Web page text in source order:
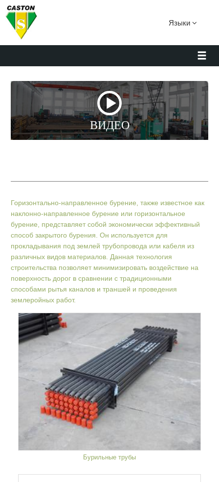
Языки
ВИДЕО
Горизонтально-направленное бурение, также известное как
наклонно-направленное бурение или горизонтальное
бурение, представляет собой экономически эффективный
способ закрытого бурения. Он используется для
прокладывания под землей трубопровода или кабеля из
различных видов материалов. Данная технология
строительства позволяет минимизировать воздействие на
поверхность дорог в сравнении с традиционными
способами рытья каналов и траншей и проведения
землеройных работ.
Бурильные трубы